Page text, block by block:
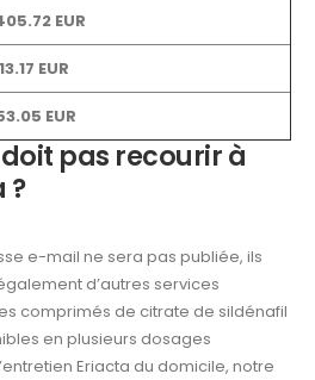
EUR
EUR
EUR
pas recourir à
?
e-mail ne sera pas publiée, ils
d’autres services
comprimés de citrate de sildénafil
en plusieurs dosages
Eriacta du domicile, notre